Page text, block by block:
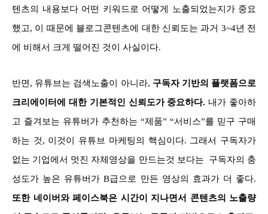
텐츠의 내용보다 어떤 키워드로 어떻게 노출되었는지가 중요
했고, 이 때문에 블로그콘텐츠에 대한 신뢰도는 과거 3~4년 전
에 비해서 크게 떨어진 것이 사실이다.
반면, 유튜브는 검색노출이 아니라, 구독자 기반의 플랫폼으로
크리에이터에 대한 기본적인 신뢰도가 중요하다. 내가 좋아하
고 즐겨보는 유튜버가 추천하는 “제품” “서비스”를 믿구 구매
하는 것, 이것이 유튜브 마케팅의 핵심이다. 그래서 구독자가
없는 기업에서 멋진 자체영상을 만드는것 보다는 구독자의 충
성도가 높은 유튜버가 B급으로 만든 영상의 효과가 더 좋다.
또한 네이버와 페이스북은 시간이 지나면서 콘텐츠의 노출량